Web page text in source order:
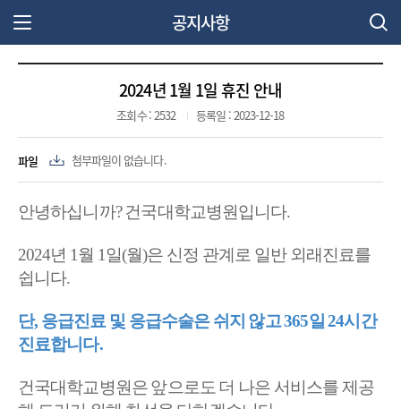
공지사항
2024년 1월 1일 휴진 안내
조회수 : 2532 등록일 : 2023-12-18
파일 첨부파일이 없습니다.
안녕하십니까? 건국대학교병원입니다.
2024년 1월 1일(월)은 신정 관계로 일반 외래진료를
쉽니다.
단, 응급진료 및 응급수술은 쉬지 않고 365일 24시간
진료합니다.
건국대학교병원은 앞으로도 더 나은 서비스를 제공